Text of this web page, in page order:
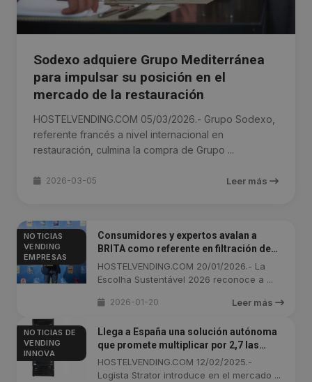
Sodexo adquiere Grupo Mediterránea
para impulsar su posición en el
mercado de la restauración
HOSTELVENDING.COM 05/03/2026.- Grupo Sodexo,
referente francés a nivel internacional en
restauración, culmina la compra de Grupo ...
2026-03-05 Leer más
NOTICIAS
VENDING
EMPRESAS
Consumidores y expertos avalan a
BRITA como referente en filtración de
agua
HOSTELVENDING.COM 20/01/2026.- La
Escolha Sustentável 2026 reconoce a ...
2026-01-20 Leer más
NOTICIAS DE
VENDING
INNOVA
Llega a España una solución autónoma
que promete multiplicar por 2,7 las
ventas en retail, y la veremos en HIP
HOSTELVENDING.COM 12/02/2025.-
Logista Strator introduce en el mercado ...